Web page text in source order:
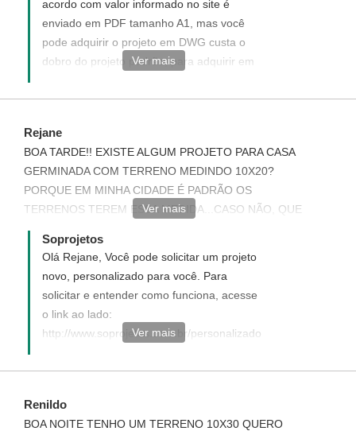
acordo com valor informado no site é
enviado em PDF tamanho A1, mas você
pode adquirir o projeto em DWG custa o
dobro do projeto padrão, para adquirir em
atendimento@soprojetos.com.br para
Ver mais
Rejane
BOA TARDE!! EXISTE ALGUM PROJETO PARA CASA
GERMINADA COM TERRENO MEDINDO 10X20?
PORQUE EM MINHA CIDADE É PADRÃO OS
TERRENOS TEREM ESSA MEDIDA...CASO NÃO, QUE
OUTRA SAÍDA TENHO JÁ QUE O TERRENO É MEU E
DA MINHA IRMÃ PARA CONSTRUIRMOS???
Ver mais
Soprojetos
Olá Rejane, Você pode solicitar um projeto
novo, personalizado para você. Para
solicitar e entender como funciona, acesse
o link ao lado:
http://www.soprojetos.com.br/personalizado
funciona entre em contato(telefone)
todas as suas dúvidas.
Ver mais
Renildo
BOA NOITE TENHO UM TERRENO 10X30 QUERO